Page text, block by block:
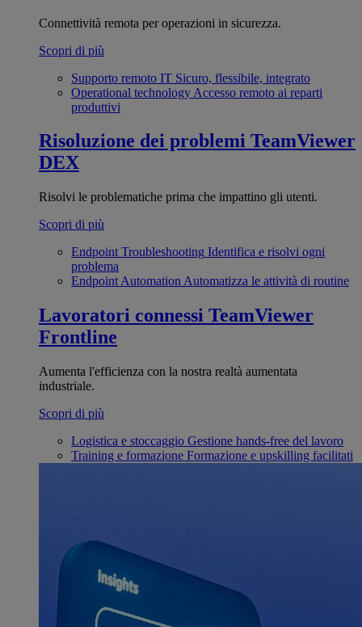
Connettività remota per operazioni in sicurezza.
Scopri di più
Supporto remoto IT Sicuro, flessibile, integrato
Operational technology Accesso remoto ai reparti
produttivi
Risoluzione dei problemi TeamViewer
DEX
Risolvi le problematiche prima che impattino gli utenti.
Scopri di più
Endpoint Troubleshooting Identifica e risolvi ogni
problema
Endpoint Automation Automatizza le attività di routine
Lavoratori connessi TeamViewer
Frontline
Aumenta l'efficienza con la nostra realtà aumentata
industriale.
Scopri di più
Logistica e stoccaggio Gestione hands-free del lavoro
Training e formazione Formazione e upskilling facilitati